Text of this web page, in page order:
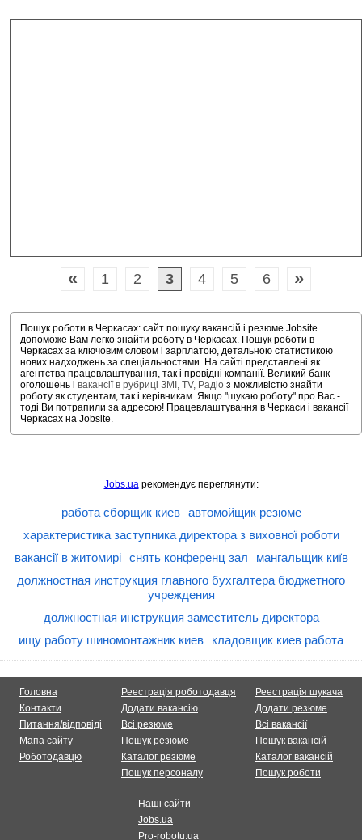
« 1 2 3 4 5 6 »
Пошук роботи в Черкасах: сайт пошуку вакансій і резюме Jobsite
допоможе Вам легко знайти роботу в Черкасах. Пошук роботи в
Черкасах за ключовим словом і зарплатою, детальною статистикою
нових надходжень за спеціальностями. На сайті представлені як
агентства працевлаштування, так і провідні компанії. Великий банк
оголошень і вакансії в рубриці ЗМІ, TV, Радіо з можливістю знайти
роботу як студентам, так і керівникам. Якщо "шукаю роботу" про Вас -
тоді Ви потрапили за адресою! Працевлаштування в Черкаси і вакансії
Черкасах на Jobsite.
Jobs.uaрекомендує переглянути:
работа сборщик киев
автомойщик резюме
характеристика заступника директора з виховної роботи
вакансії в житомирі
снять конференц зал
мангальщик київ
должностная инструкция главного бухгалтера бюджетного
учреждения
должностная инструкция заместитель директора
ищу работу шиномонтажник киев
кладовщик киев работа
Головна
Контакти
Питання/відповіді
Мапа сайту
Роботодавцю
Реестрація роботодавця
Додати вакансію
Всі резюме
Пошук резюме
Каталог резюме
Пошук персоналу
Реестрація шукача
Додати резюме
Всі вакансії
Пошук вакансій
Каталог вакансій
Пошук роботи
Наші сайти
Jobs.ua
Pro-robotu.ua